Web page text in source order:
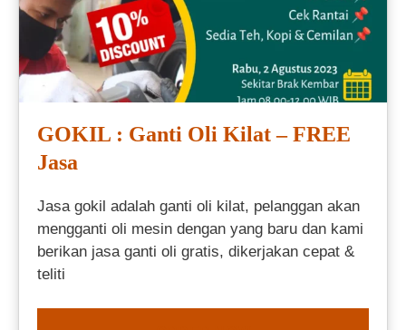
GOKIL : Ganti Oli Kilat – FREE
Jasa
Jasa gokil adalah ganti oli kilat, pelanggan akan
mengganti oli mesin dengan yang baru dan kami
berikan jasa ganti oli gratis, dikerjakan cepat &
teliti